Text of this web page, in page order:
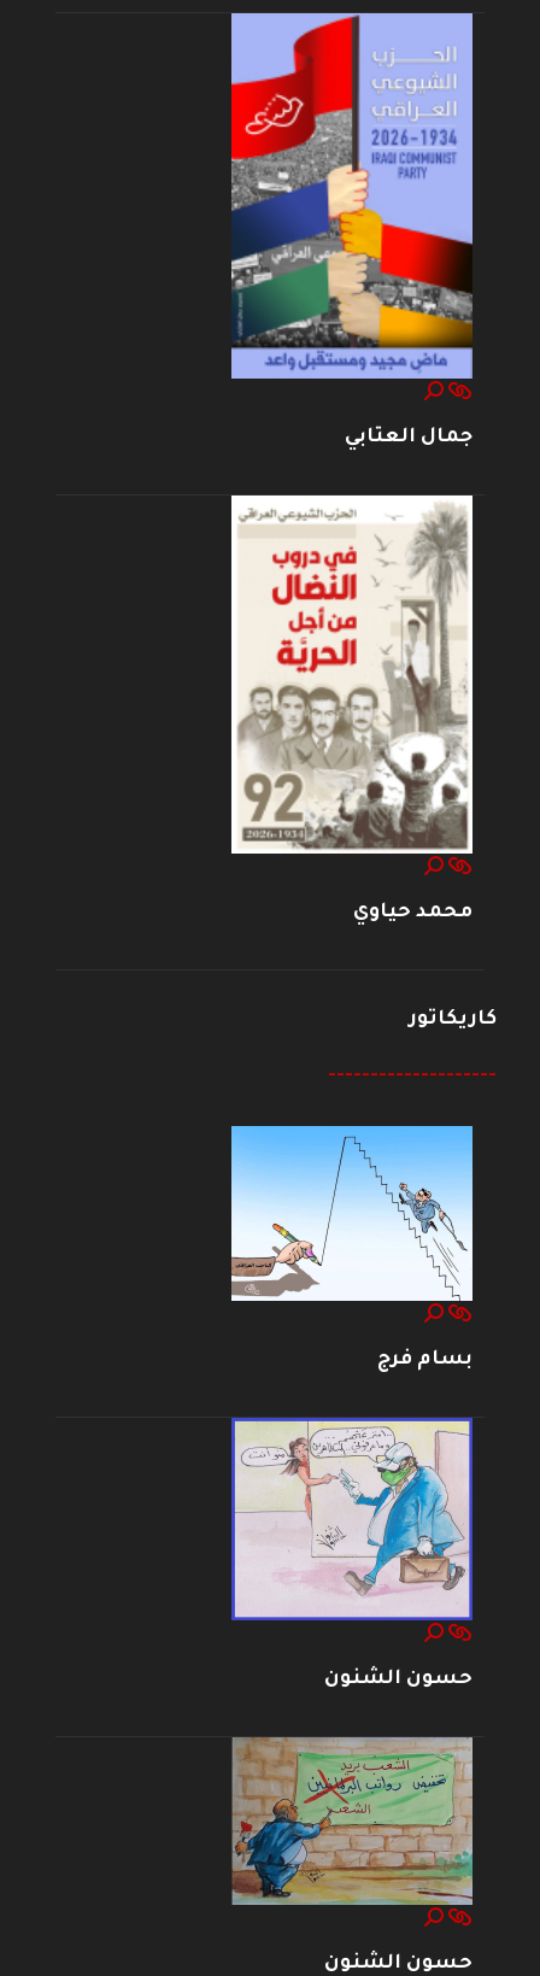
جمال العتابي
محمد حياوي
كاريكاتور
--------------------
بسام فرج
حسون الشنون
حسون الشنون